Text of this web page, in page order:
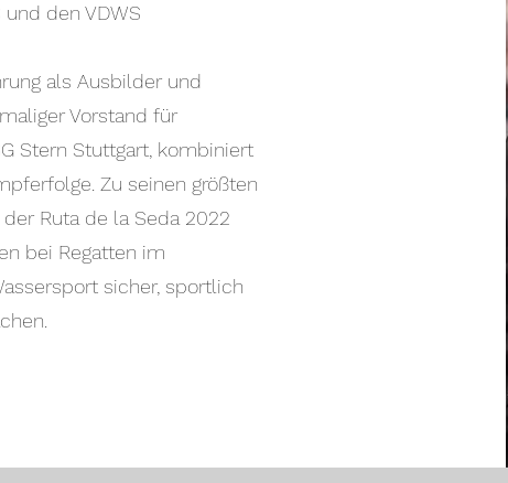
und den VDWS
als Ausbilder und
Vorstand für
Stern Stuttgart, kombiniert
Zu seinen größten
Ruta de la Seda 2022
bei Regatten im
sicher, sportlich